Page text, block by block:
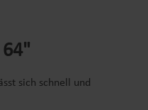
sich schnell und